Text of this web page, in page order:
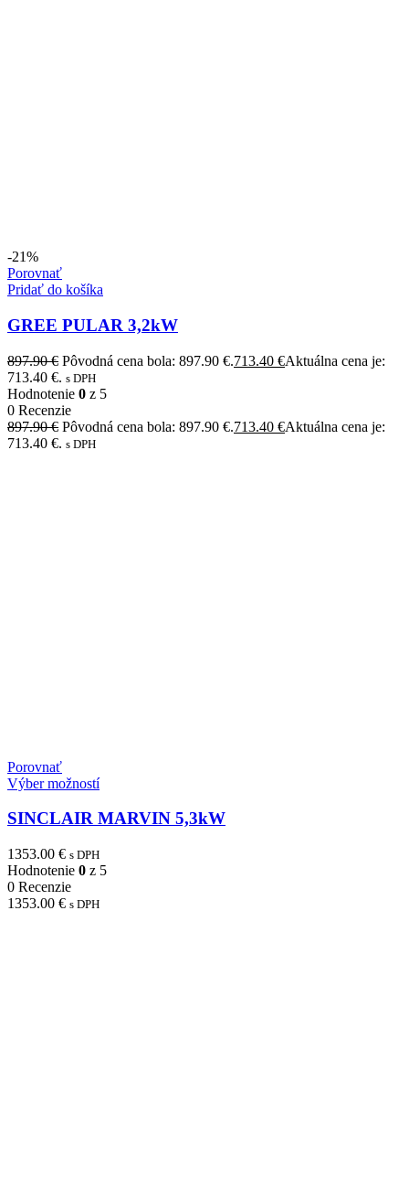
-21%
Porovnať
Pridať do košíka
GREE PULAR 3,2kW
897.90€ Pôvodná cena bola: 897.90 €.713.40 €Aktuálna cena je:
713.40 €. s DPH
Hodnotenie 0 z 5
0 Recenzie
897.90€ Pôvodná cena bola: 897.90 €.713.40 €Aktuálna cena je:
713.40 €. s DPH
Porovnať
Výber možností
SINCLAIR MARVIN 5,3kW
1353.00 € s DPH
Hodnotenie 0 z 5
0 Recenzie
1353.00 € s DPH